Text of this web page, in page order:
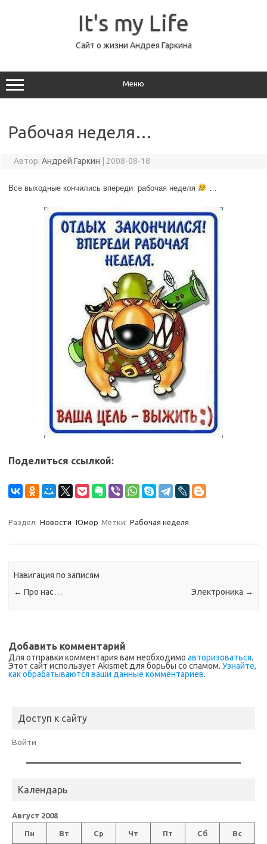
It's my Life
Сайт о жизни Андрея Гаркина
Меню
Рабочая неделя…
Автор: Андрей Гаркин 2008-08-18
Все выходные кончились впереди рабочая неделя …
Поделиться ссылкой:
Раздел: Новости Юмор Метки: Рабочая неделя
Навигация по записям
← Про нас… Электроника →
Добавить комментарий
Для отправки комментария вам необходимо авторизоваться.
Этот сайт использует Akismet для борьбы со спамом. Узнайте,
как обрабатываются ваши данные комментариев.
Доступ к сайту
Войти
Календарь
Август 2008
Пн Вт Ср Чт Пт Сб Вс